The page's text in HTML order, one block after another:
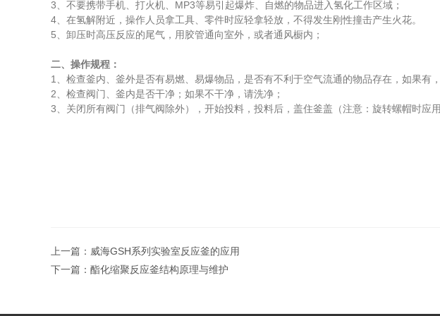
3、不要携带手机、打火机、MP3等易引起爆炸、自燃的物品进入氢化工作区域；
4、在氢解附近，操作人员拿工具、零件时应轻拿轻放，不得发生刚性撞击产生火花。
5、卸压时高压反应的尾气，用胶管通向室外，或者通风橱内；
二、操作规程：
1、检查釜内、釜外是否有易燃、易爆物品，是否有不利于空气流通的物品存在，如果有
2、检查阀门、釜内是否干净；如果不干净，请洗净；
3、关闭所有阀门（排气阀除外），开始投料，投料后，盖住釜盖（注意：旋转螺帽时应
上一篇： 威海GSH系列实验室反应釜的应用
下一篇： 酯化缩聚反应釜结构原理与维护